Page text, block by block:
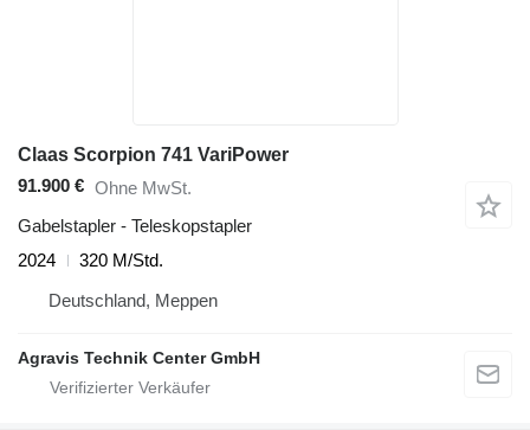
Claas Scorpion 741 VariPower
91.900 € Ohne MwSt.
Gabelstapler - Teleskopstapler
2024
320 M/Std.
Deutschland, Meppen
Agravis Technik Center GmbH